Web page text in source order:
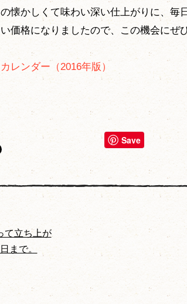
懐かしくて味わい深い仕上がりに、毎
価格になりましたので、この機会にぜ
レンダー（2016年版）
Save
て立ち上が
まで。